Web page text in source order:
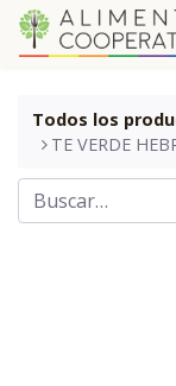
Todos los
​​​​​TE VERDE